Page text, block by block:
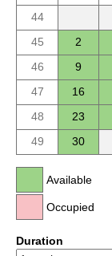
44
45
2
46
9
47
16
48
23
49
30
Available
Occupied
Duration